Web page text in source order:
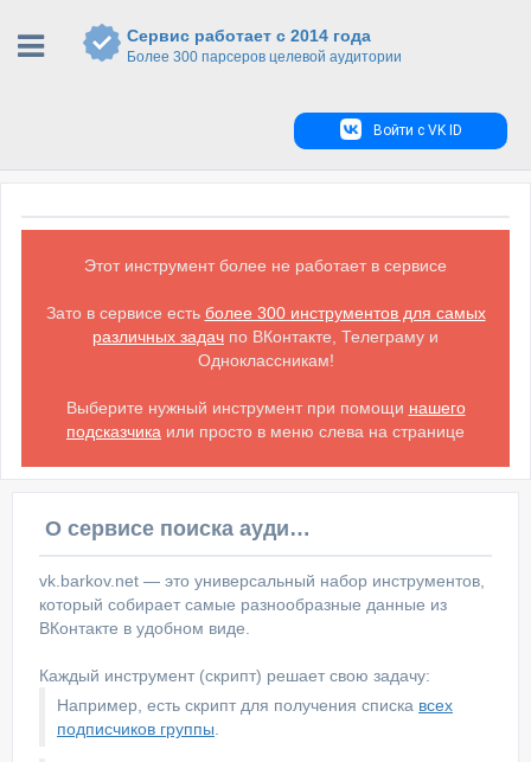
Сервис работает с 2014 года
Более 300 парсеров целевой аудитории
Войти с VK ID
Этот инструмент более не работает в сервисе
Зато в сервисе есть более 300 инструментов для самых
различных задач по ВКонтакте, Телеграму и
Одноклассникам!
Выберите нужный инструмент при помощи нашего
подсказчика или просто в меню слева на странице
О сервисе поиска аудитории ВКонтакте
vk.barkov.net — это универсальный набор инструментов,
который собирает самые разнообразные данные из
ВКонтакте в удобном виде.
Каждый инструмент (скрипт) решает свою задачу:
Например, есть скрипт для получения списка всех
подписчиков группы